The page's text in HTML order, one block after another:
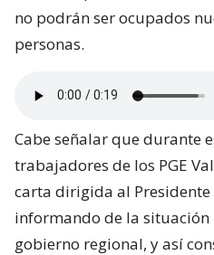
no podrán ser ocupados
personas.
Cabe señalar que durante
trabajadores de los PGE
carta dirigida al Presidente
informando de la
gobierno regional, y así